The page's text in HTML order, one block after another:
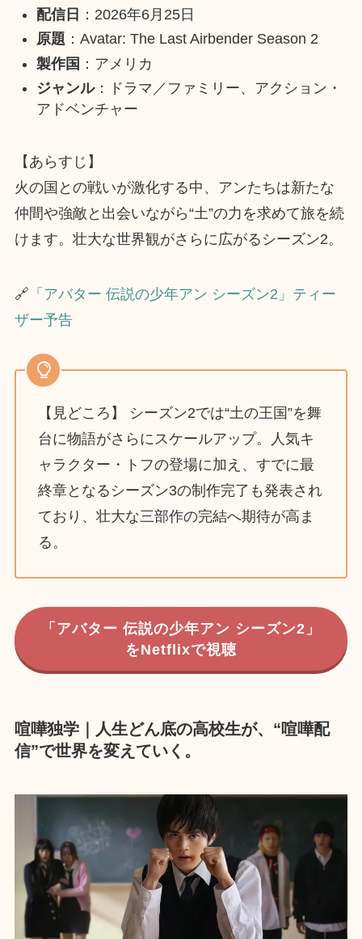
配信日 ：2026年6月25日
原題 ：Avatar: The Last Airbender Season 2
製作国 ：アメリカ
ジャンル：ドラマ／ファミリー、アクション・
アドベンチャー
【あらすじ】
火の国との戦いが激化する中、アンたちは新たな
仲間や強敵と出会いながら“土”の力を求めて旅を続
けます。壮大な世界観がさらに広がるシーズン2。
🔗 「アバター 伝説の少年アン シーズン2」ティー
ザー予告
【見どころ】 シーズン2では“土の王国”を舞
台に物語がさらにスケールアップ。人気キ
ャラクター・トフの登場に加え、すでに最
終章となるシーズン3の制作完了も発表され
ており、壮大な三部作の完結へ期待が高ま
る。
「アバター 伝説の少年アン シーズン2」
をNetflixで視聴
喧嘩独学｜人生どん底の高校生が、“喧嘩配
信”で世界を変えていく。